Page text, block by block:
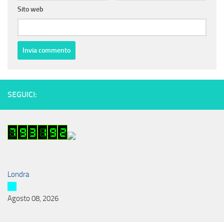
Sito web
SEGUICI:
Londra
Agosto 08, 2026